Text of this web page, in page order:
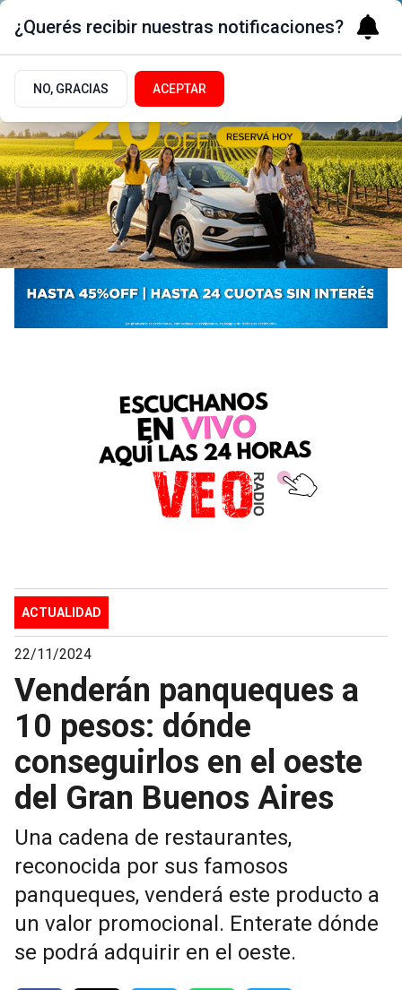
ACTUALIDAD
22/11/2024
Venderán panqueques a
10 pesos: dónde
conseguirlos en el oeste
del Gran Buenos Aires
Una cadena de restaurantes,
reconocida por sus famosos
panqueques, venderá este producto a
un valor promocional. Enterate dónde
se podrá adquirir en el oeste.
¿Querés recibir nuestras notificaciones?
NO, GRACIAS ACEPTAR